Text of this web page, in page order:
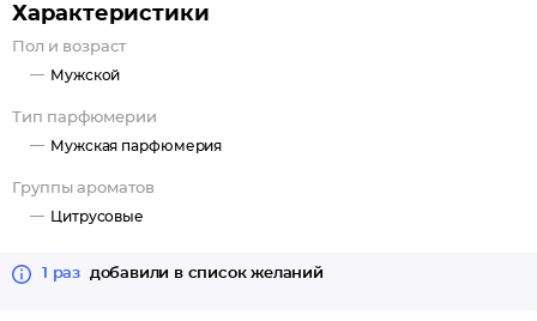
цитрусовые.
Характеристики
Пол и возраст
Мужской
Тип парфюмерии
Мужская парфюмерия
Группы ароматов
Цитрусовые
1 раз добавили в список желаний